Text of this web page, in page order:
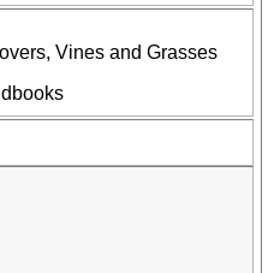
Vines and Grasses